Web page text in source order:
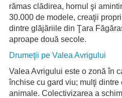
rămas clădirea, hornul şi
30.000 de modele, creaţii
dintre glăjăriile din Ţara
aproape două secole.
Drumeţii pe Valea Avrigului
Valea Avrigului este o zonă în
închise cu gard viu; mulţi dintre
animale. Colectivizarea a